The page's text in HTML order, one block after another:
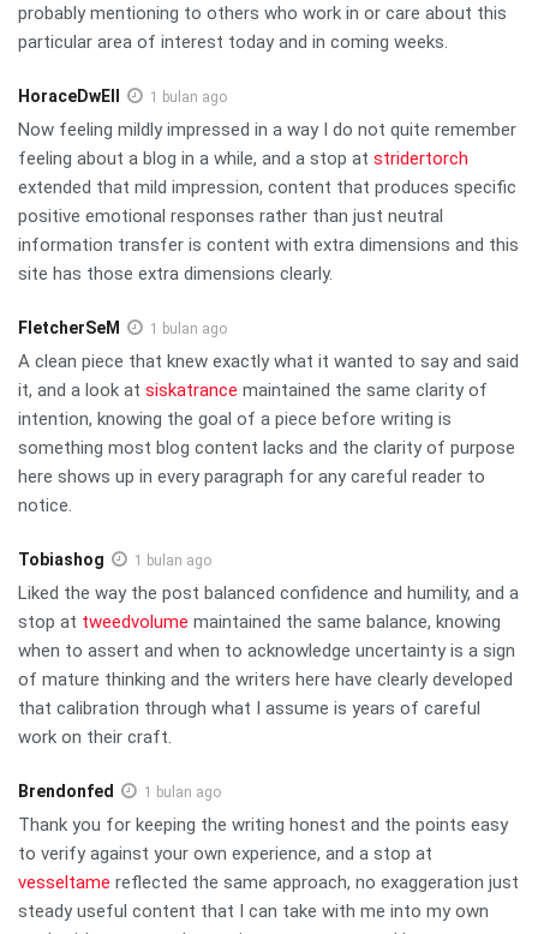
probably mentioning to others who work in or care about this
particular area of interest today and in coming weeks.
HoraceDwEll 1 bulan ago
Now feeling mildly impressed in a way I do not quite remember
feeling about a blog in a while, and a stop at stridertorch
extended that mild impression, content that produces specific
positive emotional responses rather than just neutral
information transfer is content with extra dimensions and this
site has those extra dimensions clearly.
FletcherSeM 1 bulan ago
A clean piece that knew exactly what it wanted to say and said
it, and a look at siskatrance maintained the same clarity of
intention, knowing the goal of a piece before writing is
something most blog content lacks and the clarity of purpose
here shows up in every paragraph for any careful reader to
notice.
Tobiashog 1 bulan ago
Liked the way the post balanced confidence and humility, and a
stop at tweedvolume maintained the same balance, knowing
when to assert and when to acknowledge uncertainty is a sign
of mature thinking and the writers here have clearly developed
that calibration through what I assume is years of careful
work on their craft.
Brendonfed 1 bulan ago
Thank you for keeping the writing honest and the points easy
to verify against your own experience, and a stop at
vesseltame reflected the same approach, no exaggeration just
steady useful content that I can take with me into my own